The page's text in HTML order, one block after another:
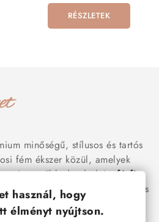
RÉSZLETEK
minőségű, stílusos és tartós
fém ékszer közül, amelyek
darabok is:férfi
, karikagyűrűk
és
Webáruházunkban a
mégis időtálló ékszerek közül
használ, hogy
élményt nyújtson.